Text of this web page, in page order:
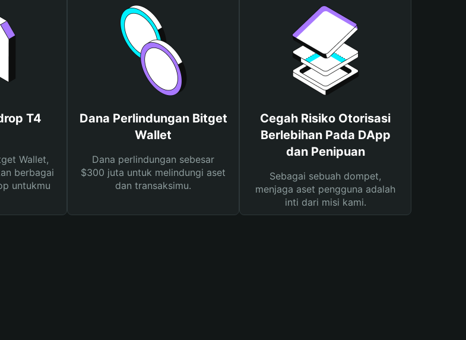
T4
Wallet,
berbagai
untukmu
Dana Perlindungan Bitget
Wallet
Dana perlindungan sebesar
$300 juta untuk melindungi aset
dan transaksimu.
Cegah Risiko Otorisasi
Berlebihan Pada DApp
dan Penipuan
Sebagai sebuah dompet,
menjaga aset pengguna adalah
inti dari misi kami.